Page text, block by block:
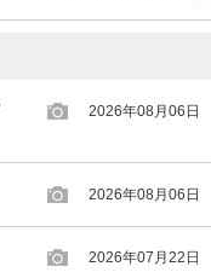
2026年08月06日
2026年08月06日
2026年07月22日